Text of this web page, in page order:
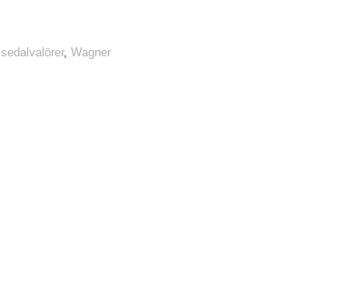
sedalvalörer, Wagner